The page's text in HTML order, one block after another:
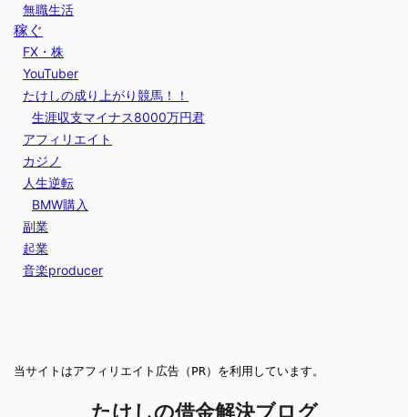
無職生活
稼ぐ
FX・株
YouTuber
たけしの成り上がり競馬！！
生涯収支マイナス8000万円君
アフィリエイト
カジノ
人生逆転
BMW購入
副業
起業
音楽producer
当サイトはアフィリエイト広告（PR）を利用しています。
たけしの借金解決ブログ